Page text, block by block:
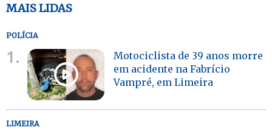
MAIS LIDAS
POLÍCIA
1.
Motociclista de 39 anos morre
em acidente na Fabrício
Vampré, em Limeira
LIMEIRA